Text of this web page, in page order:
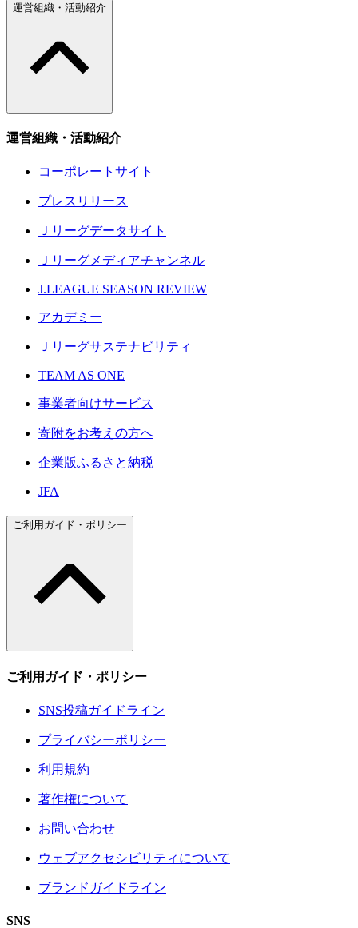
運営組織・活動紹介
運営組織・活動紹介
コーポレートサイト
プレスリリース
Ｊリーグデータサイト
Ｊリーグメディアチャンネル
J.LEAGUE SEASON REVIEW
アカデミー
Ｊリーグサステナビリティ
TEAM AS ONE
事業者向けサービス
寄附をお考えの方へ
企業版ふるさと納税
JFA
ご利用ガイド・ポリシー
ご利用ガイド・ポリシー
SNS投稿ガイドライン
プライバシーポリシー
利用規約
著作権について
お問い合わせ
ウェブアクセシビリティについて
ブランドガイドライン
SNS